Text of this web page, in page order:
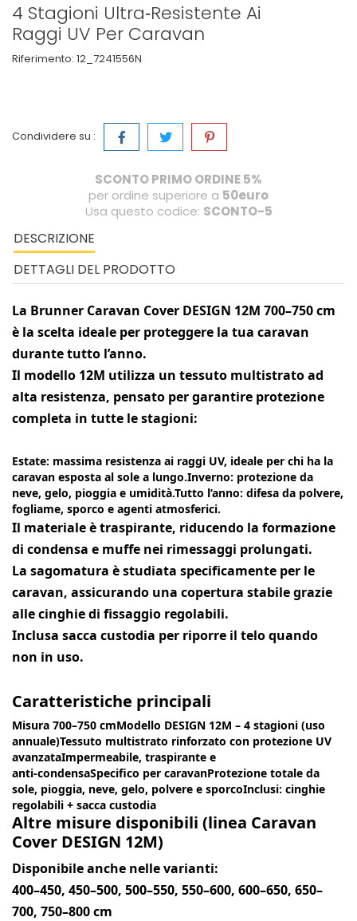
4 Stagioni Ultra‑resistente Ai
Raggi UV Per Caravan
Riferimento: 12_7241556N
Condividere su :
SCONTO PRIMO ORDINE 5%
per ordine superiore a 50euro
Usa questo codice: SCONTO-5
DESCRIZIONE
DETTAGLI DEL PRODOTTO
La Brunner Caravan Cover DESIGN 12M 700–750 cm
è la scelta ideale per proteggere la tua caravan
durante tutto l’anno.
Il modello 12M utilizza un tessuto multistrato ad
alta resistenza, pensato per garantire protezione
completa in tutte le stagioni:
Estate: massima resistenza ai raggi UV, ideale per chi ha la
caravan esposta al sole a lungo.Inverno: protezione da
neve, gelo, pioggia e umidità.Tutto l’anno: difesa da polvere,
fogliame, sporco e agenti atmosferici.
Il materiale ètraspirante, riducendo la formazione
di condensa e muffe nei rimessaggi prolungati.
La sagomatura è studiata specificamente per le
caravan, assicurando una copertura stabile grazie
allecinghie di fissaggio regolabili.
Inclusa sacca custodia per riporre il telo quando
non in uso.
Caratteristiche principali
Misura 700–750 cmModello DESIGN 12M – 4 stagioni (uso
annuale)Tessuto multistrato rinforzato con protezione UV
avanzataImpermeabile, traspirante e
anti‑condensaSpecifico per caravanProtezione totale da
sole, pioggia, neve, gelo, polvere e sporcoInclusi: cinghie
regolabili + sacca custodia
Altre misure disponibili (linea Caravan
Cover DESIGN 12M)
Disponibile anche nelle varianti:
400–450, 450–500, 500–550, 550–600, 600–650, 650–
700, 750–800 cm